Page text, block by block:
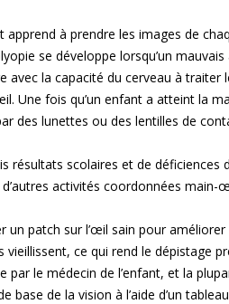
à prendre les images de
se développe lorsqu’un
avec la capacité du cerveau à traiter
Une fois qu’un enfant a atteint la
des lunettes ou des lentilles de
résultats scolaires et de déficiences
activités coordonnées main-
patch sur l’œil sain pour améliorer
ce qui rend le dépistage
le médecin de l’enfant, et la
de la vision à l’aide d’un